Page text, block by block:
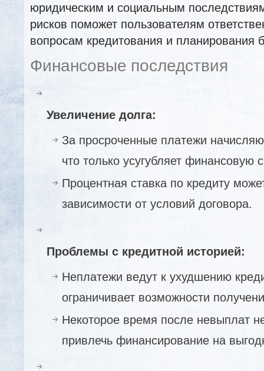
юридическим и социальным
рисков поможет пользователям
вопросам кредитования и планирования
Финансовые последствия
Увеличение долга:
За просроченные платежи
что только усугубляет финансовую
Процентная ставка по кредиту
зависимости от условий договора.
Проблемы с кредитной историей:
Неплатежи ведут к ухудшению
ограничивает возможности
Некоторое время после невыплат
привлечь финансирование на